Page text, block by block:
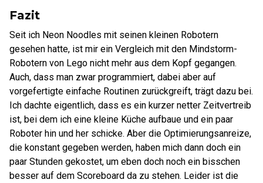
Fazit
Seit ich Neon Noodles mit seinen kleinen Robotern
gesehen hatte, ist mir ein Vergleich mit den Mindstorm-
Robotern von Lego nicht mehr aus dem Kopf gegangen.
Auch, dass man zwar programmiert, dabei aber auf
vorgefertigte einfache Routinen zurückgreift, trägt dazu bei.
Ich dachte eigentlich, dass es ein kurzer netter Zeitvertreib
ist, bei dem ich eine kleine Küche aufbaue und ein paar
Roboter hin und her schicke. Aber die Optimierungsanreize,
die konstant gegeben werden, haben mich dann doch ein
paar Stunden gekostet, um eben doch noch ein bisschen
besser auf dem Scoreboard da zu stehen. Leider ist die